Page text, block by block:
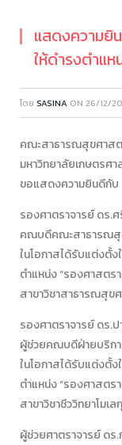
แสดงความยิ
ให้ดำรงตำแห
โดย SASINA ON 26/12/
คณะสาธารณสุขศาส
มหาวิทยาลัยเกษตรศ
ขอแสดงความยินดีกับ
รองศาตราจารย์ ดร
คณบดีคณะสาธารณ
ในโอกาสได้รับแต่งตั้ง
ตำแหน่ง “รองศาสตร
สาขาวิชาสาธารณสุข
รองศาตราจารย์ ดร.ป
ผู้ช่วยคณบดีฝ่ายบริกา
ในโอกาสได้รับแต่งตั้ง
ตำแหน่ง “รองศาสตร
สาขาวิชาชีววิทยาโมเล
ผู้ช่วยศาตราจารย์ ดร.